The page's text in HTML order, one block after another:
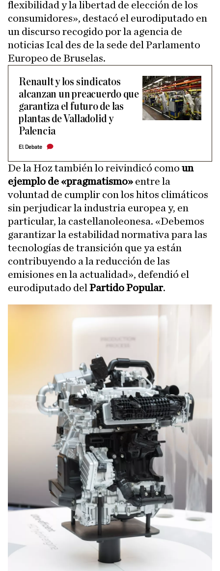
flexibilidad y la libertad de elección de los
consumidores», destacó el eurodiputado en
un discurso recogido por la agencia de
noticias Ical des de la sede del Parlamento
Europeo de Bruselas.
Renault y los sindicatos
alcanzan un preacuerdo que
garantiza el futuro de las
plantas de Valladolid y
Palencia
El Debate
De la Hoz también lo reivindicó como un
ejemplo de «pragmatismo» entre la
voluntad de cumplir con los hitos climáticos
sin perjudicar la industria europea y, en
particular, la castellanoleonesa. «Debemos
garantizar la estabilidad normativa para las
tecnologías de transición que ya están
contribuyendo a la reducción de las
emisiones en la actualidad», defendió el
eurodiputado del Partido Popular.